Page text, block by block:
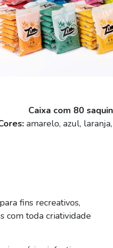
Caixa com 80
amarelo, azul,
fins recreativos,
com toda criatividade